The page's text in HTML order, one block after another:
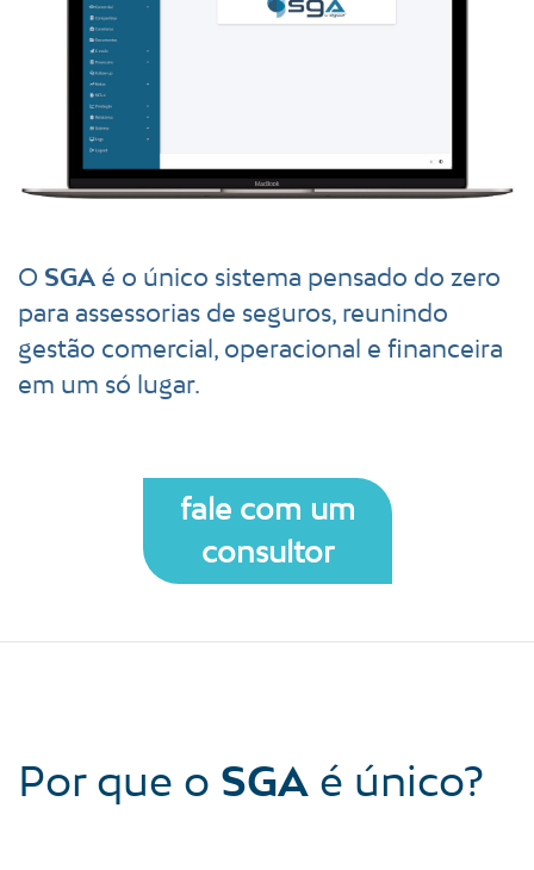
O SGA é o único sistema pensado do zero
para assessorias de seguros, reunindo
gestão comercial, operacional e financeira
em um só lugar.
fale com um
consultor
Por que o SGA é único?